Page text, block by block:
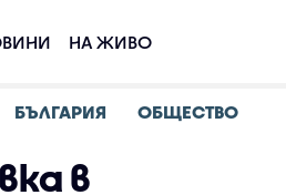
НА ЖИВО
БЪЛГАРИЯ ОБЩЕСТВО
в